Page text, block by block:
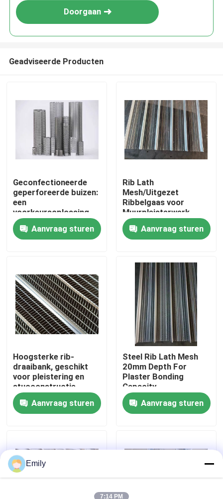
Huis
Producten
Over ons
Fabriekstocht
Kwaliteitscontrole
Neem contact met ons op
Nieuws
Het uitgebreide Netwerk van de Metaaldraad
Het geperforeerde Netwerk van de Metaaldraad
Doorgaan
Geadviseerde Producten
Geconfectioneerde
geperforeerde buizen:
een
voorkeursoplossing
voor
filtratieondersteuning
in alle industrieën
Aanvraag sturen
Rib Lath
Mesh/Uitgezet
Ribbelgaas voor
Muurpleisterwerk
Aanvraag sturen
Hoogsterke rib-
draaibank, geschikt
voor pleistering en
stucconstructie
Aanvraag sturen
Steel Rib Lath Mesh
20mm Depth For
Plaster Bonding
Capacity
Aanvraag sturen
Emily
7:14 PM